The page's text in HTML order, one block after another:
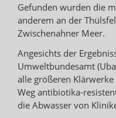
Gefunden wurden die
anderem an der
Zwischenahner Meer.
Angesichts der
Umweltbundesamt
alle größeren
Weg antibiotika-
die Abwasser von